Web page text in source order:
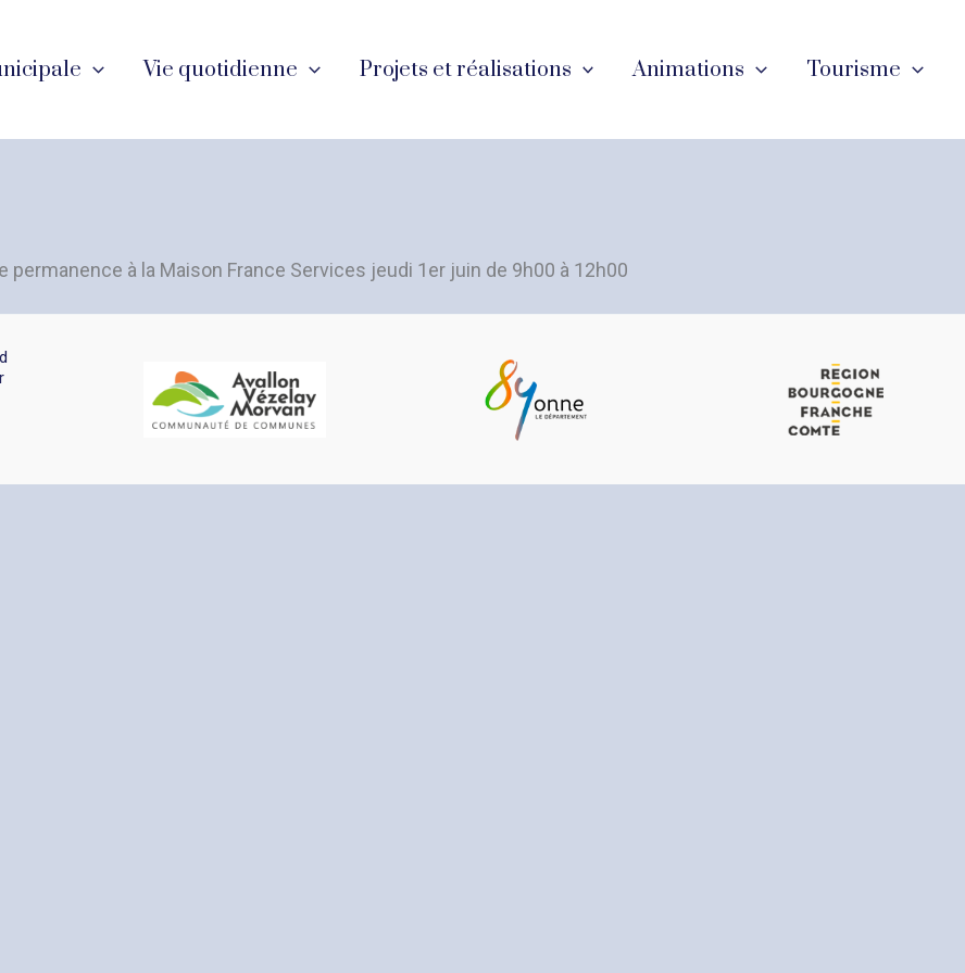
Vie quotidienne Projets et réalisations Animations Tourisme
à la Maison France Services jeudi 1er juin de 9h00 à 12h00